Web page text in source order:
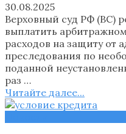
30.08.2025
Верховный суд РФ (ВС)
выплатить
расходов на защиту от
преследования по
поданной
раз …
Читайте далее...